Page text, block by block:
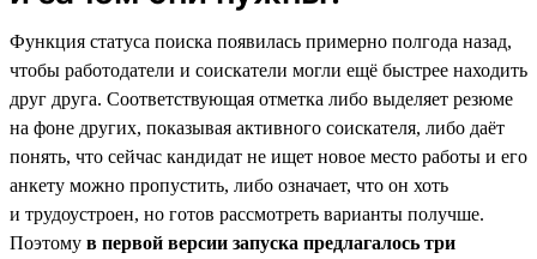
Функция статуса поиска появилась примерно полгода назад,
чтобы работодатели и соискатели могли ещё быстрее находить
друг друга. Соответствующая отметка либо выделяет резюме
на фоне других, показывая активного соискателя, либо даёт
понять, что сейчас кандидат не ищет новое место работы и его
анкету можно пропустить, либо означает, что он хоть
и трудоустроен, но готов рассмотреть варианты получше.
Поэтому в первой версии запуска предлагалось три